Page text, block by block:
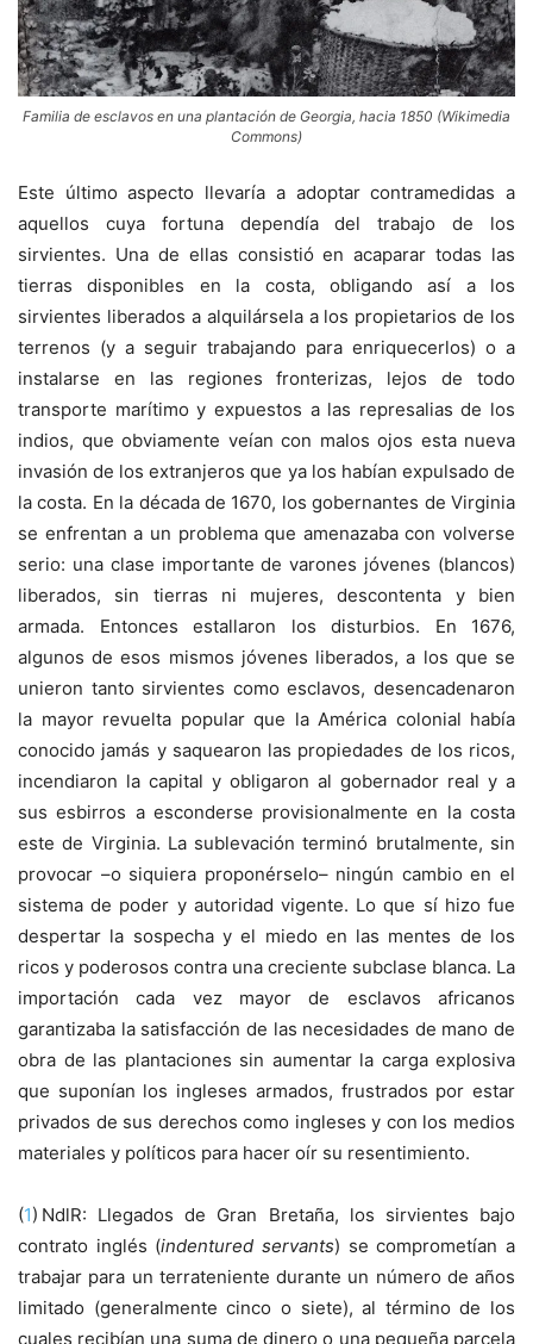
Familia de esclavos en una plantación de Georgia, hacia 1850 (Wikimedia
Commons)
Este último aspecto llevaría a adoptar contramedidas a
aquellos cuya fortuna dependía del trabajo de los
sirvientes. Una de ellas consistió en acaparar todas las
tierras disponibles en la costa, obligando así a los
sirvientes liberados a alquilársela a los propietarios de los
terrenos (y a seguir trabajando para enriquecerlos) o a
instalarse en las regiones fronterizas, lejos de todo
transporte marítimo y expuestos a las represalias de los
indios, que obviamente veían con malos ojos esta nueva
invasión de los extranjeros que ya los habían expulsado de
la costa. En la década de 1670, los gobernantes de Virginia
se enfrentan a un problema que amenazaba con volverse
serio: una clase importante de varones jóvenes (blancos)
liberados, sin tierras ni mujeres, descontenta y bien
armada. Entonces estallaron los disturbios. En 1676,
algunos de esos mismos jóvenes liberados, a los que se
unieron tanto sirvientes como esclavos, desencadenaron
la mayor revuelta popular que la América colonial había
conocido jamás y saquearon las propiedades de los ricos,
incendiaron la capital y obligaron al gobernador real y a
sus esbirros a esconderse provisionalmente en la costa
este de Virginia. La sublevación terminó brutalmente, sin
provocar –o siquiera proponérselo– ningún cambio en el
sistema de poder y autoridad vigente. Lo que sí hizo fue
despertar la sospecha y el miedo en las mentes de los
ricos y poderosos contra una creciente subclase blanca. La
importación cada vez mayor de esclavos africanos
garantizaba la satisfacción de las necesidades de mano de
obra de las plantaciones sin aumentar la carga explosiva
que suponían los ingleses armados, frustrados por estar
privados de sus derechos como ingleses y con los medios
materiales y políticos para hacer oír su resentimiento.
(1) NdlR: Llegados de Gran Bretaña, los sirvientes bajo
contrato inglés (indentured servants) se comprometían a
trabajar para un terrateniente durante un número de años
limitado (generalmente cinco o siete), al término de los
cuales recibían una suma de dinero o una pequeña parcela